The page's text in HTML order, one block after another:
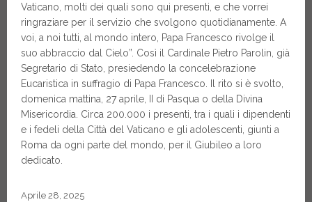
Vaticano, molti dei quali sono qui presenti, e che vorrei
ringraziare per il servizio che svolgono quotidianamente. A
voi, a noi tutti, al mondo intero, Papa Francesco rivolge il
suo abbraccio dal Cielo”. Così il Cardinale Pietro Parolin, già
Segretario di Stato, presiedendo la concelebrazione
Eucaristica in suffragio di Papa Francesco. Il rito si è svolto,
domenica mattina, 27 aprile, II di Pasqua o della Divina
Misericordia. Circa 200.000 i presenti, tra i quali i dipendenti
e i fedeli della Città del Vaticano e gli adolescenti, giunti a
Roma da ogni parte del mondo, per il Giubileo a loro
dedicato.
Aprile 28, 2025